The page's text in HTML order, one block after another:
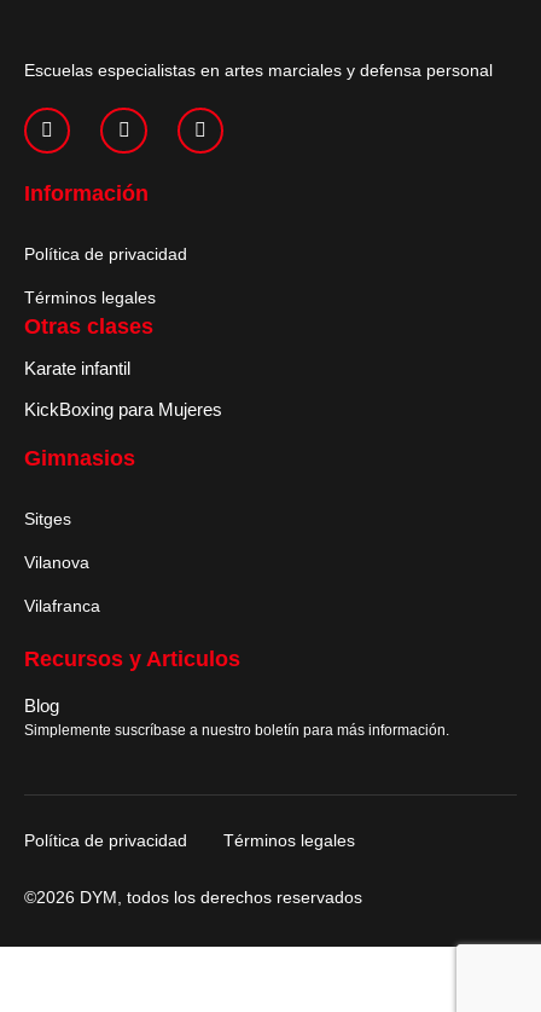
Escuelas especialistas en artes marciales y defensa personal
Información
Política de privacidad
Términos legales
Otras clases
Karate infantil
KickBoxing para Mujeres
Gimnasios
Sitges
Vilanova
Vilafranca
Recursos y Articulos
Blog
Simplemente suscríbase a nuestro boletín para más información.
Política de privacidad Términos legales
©2026 DYM, todos los derechos reservados